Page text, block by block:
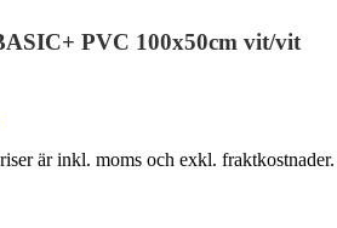
PVC 100x50cm vit/vit
är inkl. moms och exkl. fraktkostnader.